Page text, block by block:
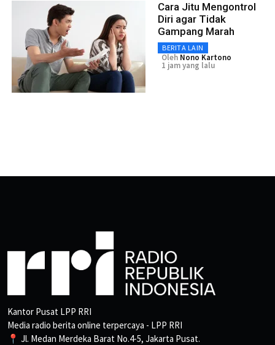
Cara Jitu Mengontrol
Diri agar Tidak
Gampang Marah
BERITA LAIN
Oleh Nono Kartono
1 jam yang lalu
Kantor Pusat LPP RRI
Media radio berita online terpercaya - LPP RRI
📍 Jl. Medan Merdeka Barat No.4-5, Jakarta Pusat.